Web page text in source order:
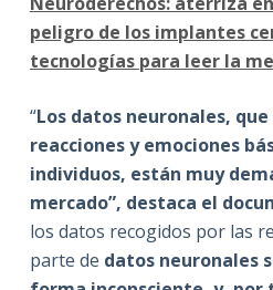
peligro de los implantes
tecnologías para leer la
“Los datos neuronales,
reacciones y emociones
individuos, están muy
mercado”, destaca el
los datos recogidos por las
parte de datos neuronales